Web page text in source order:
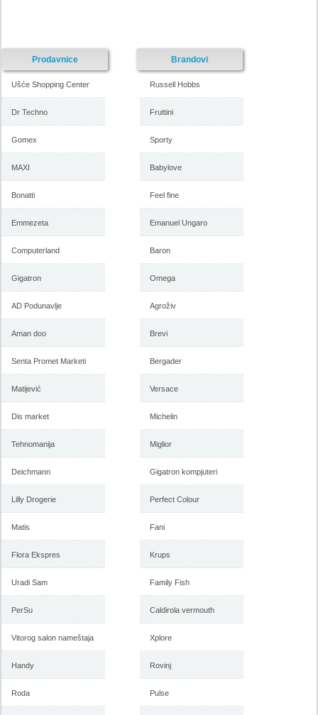
Prodavnice
Ušće Shopping Center
Dr Techno
Gomex
MAXI
Bonatti
Emmezeta
Computerland
Gigatron
AD Podunavlje
Aman doo
Senta Promet Marketi
Matijević
Dis market
Tehnomanija
Deichmann
Lilly Drogerie
Matis
Flora Ekspres
Uradi Sam
PerSu
Vitorog salon nameštaja
Handy
Roda
Brandovi
Russell Hobbs
Fruttini
Sporty
Babylove
Feel fine
Emanuel Ungaro
Baron
Omega
Agroživ
Brevi
Bergader
Versace
Michelin
Miglior
Gigatron kompjuteri
Perfect Colour
Fani
Krups
Family Fish
Caldirola vermouth
Xplore
Rovinj
Pulse